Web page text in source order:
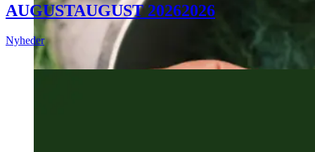
AUGUSTAUGUST 20262026
Nyheder